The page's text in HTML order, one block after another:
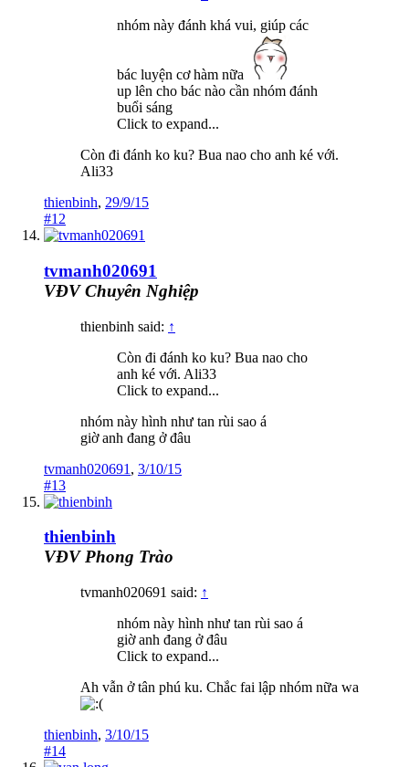
nhóm này đánh khá vui, giúp các
bác luyện cơ hàm nữa
up lên cho bác nào cần nhóm đánh
buổi sáng
Click to expand...
Còn đi đánh ko ku? Bua nao cho anh ké với.
Ali33
thienbinh, 29/9/15
#12
tvmanh020691
VĐV Chuyên Nghiệp
thienbinh said: ↑
Còn đi đánh ko ku? Bua nao cho
anh ké với. Ali33
Click to expand...
nhóm này hình như tan rùi sao á
giờ anh đang ở đâu
tvmanh020691 , 3/10/15
#13
thienbinh
VĐV Phong Trào
tvmanh020691 said: ↑
nhóm này hình như tan rùi sao á
giờ anh đang ở đâu
Click to expand...
Ah vẫn ở tân phú ku. Chắc fai lập nhóm nữa wa
thienbinh, 3/10/15
#14